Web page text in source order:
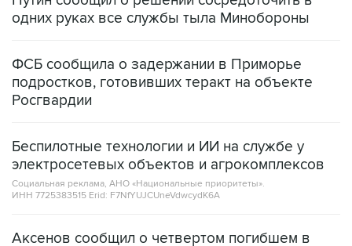
одних руках все службы тыла Минобороны
ФСБ сообщила о задержании в Приморье
подростков, готовивших теракт на объекте
Росгвардии
Беспилотные технологии и ИИ на службе у
электросетевых объектов и агрокомплексов
Социальная реклама, АНО «Национальные приоритеты».
ИНН 7725383515 Erid: F7NfYUJCUneVdwcydK6A
Аксенов сообщил о четвертом погибшем в